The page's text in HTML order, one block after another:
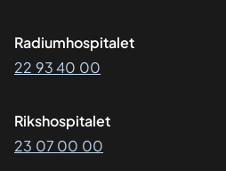
Radiumhospitalet
22 93 40 00
Rikshospitalet
23 07 00 00